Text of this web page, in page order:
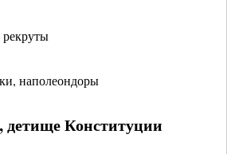
наполеондоры
детище Конституции